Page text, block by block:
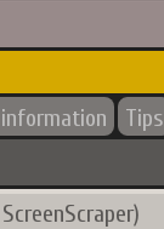
Tips